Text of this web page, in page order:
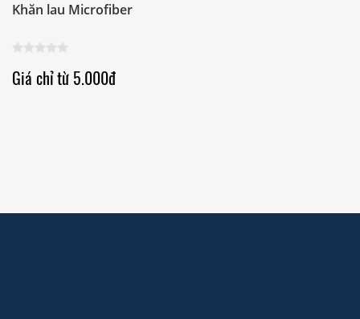
Khăn lau Microfiber
Giá chỉ từ 5.000đ